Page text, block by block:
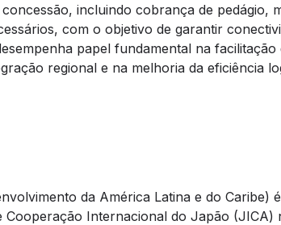
incluindo cobrança de pedágio,
com o objetivo de garantir
papel fundamental na
regional e na melhoria da eficiência
da América Latina e do Caribe)
Cooperação Internacional do Japão